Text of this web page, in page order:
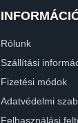
Rólunk
Szállítási
Fizetési módok
Adatvédelmi
Felhasználási